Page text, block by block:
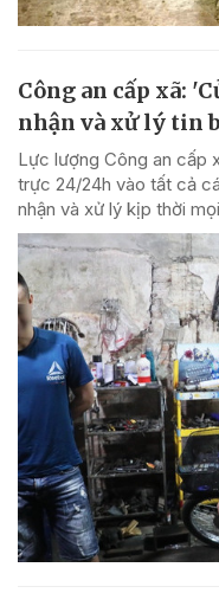
Công an cấp xã:
nhận và xử lý tin
Lực lượng Công an cấp
trực 24/24h vào tất cả
nhận và xử lý kịp thời